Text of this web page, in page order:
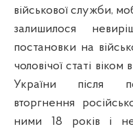
військової служби,
залишилося
постановки на
чоловічої статі віком
України після
вторгнення
ними 18
років і